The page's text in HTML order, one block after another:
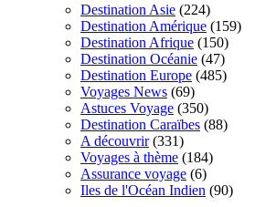
Destination Asie (224)
Destination Amérique (159)
Destination Afrique (150)
Destination Océanie (47)
Destination Europe (485)
Voyages News (69)
Astuces Voyage (350)
Destination Caraïbes (88)
A découvrir(331)
Voyages à thème (184)
Assurance voyage (6)
Iles de l'Océan Indien (90)